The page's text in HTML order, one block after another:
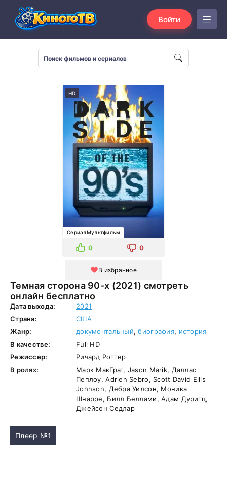
Войти
Темная сторона 90-х (2021) смотреть
онлайн бесплатно
HD
СериалМультфильм
0 0
В избранное
Дата выхода:
2021
Страна:
США
Жанр:
документальный,биография, история
В качестве:
Full HD
Режиссер:
Ричард Роттер
В ролях:
Марк МакГрат, Jason Marik, Даллас
Пеплоу, Adrien Sebro, Scott David Ellis
Johnson, Дебра Уилсон, Моника
Шнарре, Билл Беллами, Адам Дуритц,
Джейсон Седлар
Плеер №1